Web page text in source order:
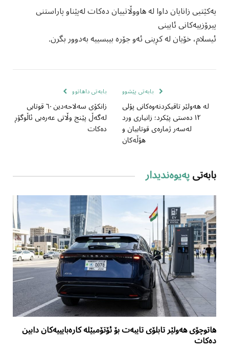
یەکێتیی زانایان داوا لە هاووڵاتییان دەکات لەپێناو پاراستنی
پیرۆزییەکانی ئایینی
ئیسلام، خۆیان لە کڕینی ئەو جۆرە بیبسییە بەدوور بگرن.
بابەتی پێشوو
لە هەولێر تاقیکردنەوەکانی پۆلی
١٢ دەستی پێکرد؛ زانیاری ورد
لەسەر ژمارەی قوتابیان و
هۆڵەکان
بابەتی داهاتوو
زانکۆی سەلاحەدین ٦٠ قوتابی
لەگەڵ پێنج وڵاتی عەرەبی ئاڵوگۆڕ
دەکات
بابەتیپەیوەندیدار
هاتوچۆی هەولێر تابلۆی تایبەت بۆ ئۆتۆمبێلە کارەبایییەکان دابین
دەکات